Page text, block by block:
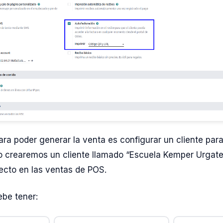
poder generar la venta es configurar un cliente
un cliente llamado “Escuela Kemper
en las ventas de POS.
tener: